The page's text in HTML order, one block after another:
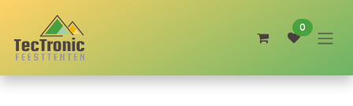
0